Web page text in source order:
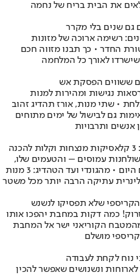
את הבית בריח של נחמה
גם שנים בלי מקרר
רשימה ארוכה של מזונות
החדר • כך תבנו מזווה חכם
לאורך כל המלחמה
ששווים הפסקת אש
נגישות ומהירות למנות
• שתי מנות, אורז תהדיג זהוב
גם לבישול של ימים מתוחים
אנשים ותרבויות
עמוסים – והטעמים שלו,
שלא כמו חמינאי, ממשיכים לחיות גם היום • מהגונדי ועד הטהדיג: 3 מנות
עתיקה הרבה יותר מכל משטר
שלא תפסיקו לנשנש
כמה דקות במחבת יהפכו אותו
הקוריאני ישר אל המחבת
מושלם
נוח לקחת לעבודה
ונשנושים שאפשר להכין